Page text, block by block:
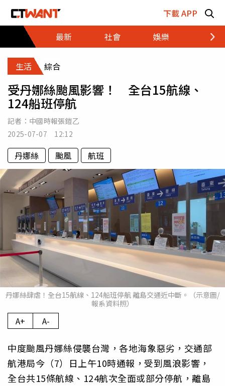
下載 APP
最新
社會 娛樂 財經
生活 綜合
受丹娜絲颱風影響！ 全台15航線、
124船班停航
記者： 中國時報張鎧乙
2025-07-07 12:12
丹娜絲 颱風 航班
丹娜絲肆虐！全台15航線、124船班停航 離島交通近中斷。（示意圖/
報系資料照）
A+ A-
中度颱風丹娜絲侵襲台灣，各地海象惡劣，交通部
航港局今（7）日上午10時通報，受到風浪影響，
全台共15條航線、124航次全面或部分停航，離島